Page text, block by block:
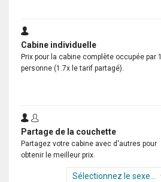
Cabine individuelle
Prix pour la cabine complète occupée par 1
personne (1.7x le tarif partagé).
Partage de la couchette
Partagez votre cabine avec d'autres pour
obtenir le meilleur prix.